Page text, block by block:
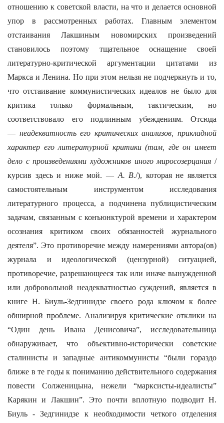
отношению к советской власти, на что и делается основной
упор в рассмотренных работах. Главным элементом
отстаивания Лакшиным новомирских произведений
становилось поэтому тщательное оснащение своей
литературно-критической аргументации цитатами из
Маркса и Ленина. Но при этом нельзя не подчеркнуть и то,
что отстаивание коммунистических идеалов не было для
критика только формальным, тактическим, но
соответствовало его подлинным убеждениям. Отсюда
— неадекватность его критических анализов, прикладной
характер его литературной критики (там, где он имеет
дело с произведениями художников иного миросозерцания /
курсив здесь и ниже мой. — А. В./), которая не является
самостоятельным инструментом исследования
литературного процесса, а подчинена публицистическим
задачам, связанным с конъюнктурой времени и характером
осознания критиком своих обязанностей журнального
деятеля”. Это противоречие между намерениями автора(ов)
журнала и идеологической (цензурной) ситуацией,
противоречие, разрешающееся так или иначе вынужденной
или добровольной неадекватностью суждений, является в
книге Н. Биуль-Зедгинидзе своего рода ключом к более
обширной проблеме. Анализируя критические отклики на
“Один день Ивана Денисовича”, исследовательница
обнаруживает, что объективно-исторически советские
сталинисты и западные антикоммунисты “были гораздо
ближе в те годы к пониманию действительного содержания
повести Солженицына, нежели “марксисты-идеалисты”
Карякин и Лакшин”. Это почти вплотную подводит Н.
Биуль - Зедгинидзе к необходимости четкого отделения